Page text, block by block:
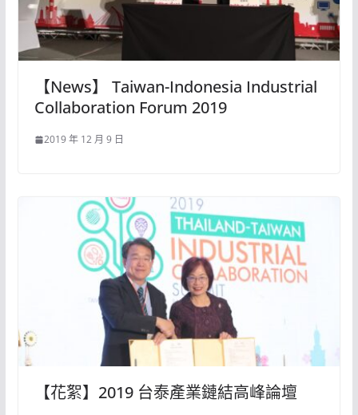
【News】 Taiwan-Indonesia Industrial
Collaboration Forum 2019
2019 年 12 月 9 日
【花絮】2019 台泰產業鏈結高峰論壇